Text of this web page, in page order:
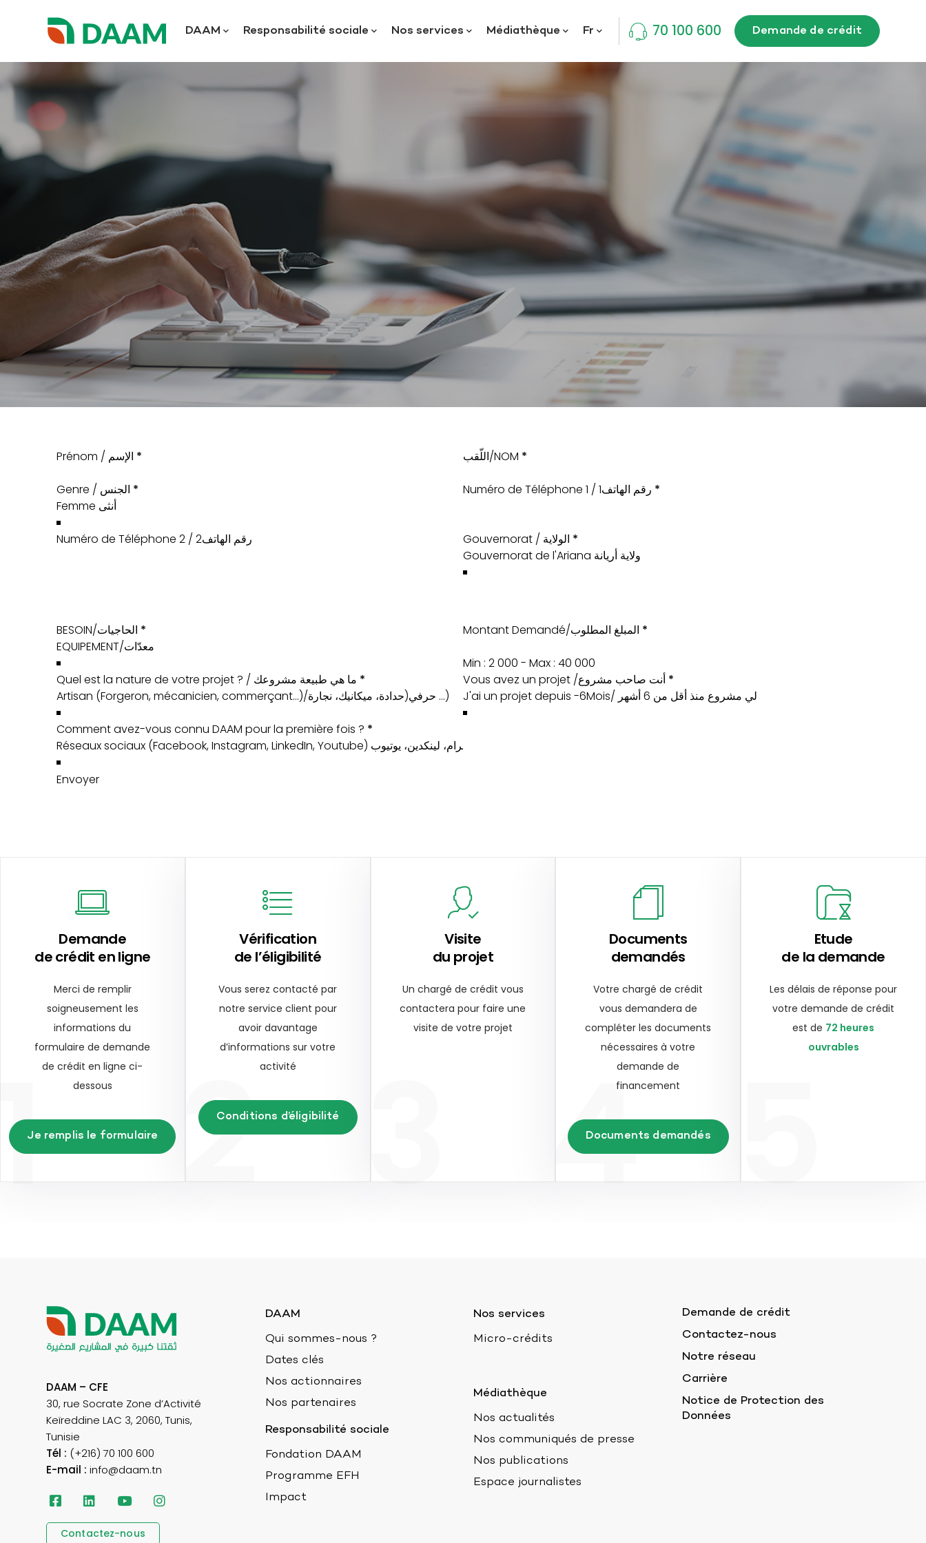
DAAM Responsabilité sociale Nos services Médiathèque Fr 70 100 600 Demande de crédit
Prénom / الإسم * اللّقب/NOM *
Genre / الجنس * Numéro de Téléphone 1 / رقم الهاتف1 *
Numéro de Téléphone 2 / رقم الهاتف2 *
BESOIN/الحاجيات * Montant Demandé/المبلغ المطلوب *
Min : 2 000 - Max : 40 000
Quel est la nature de votre projet ? / ما هي طبيعة مشروعك * Vous avez un projet /أنت صاحب مشروع *
Comment avez-vous connu DAAM pour la première fois ? *
Envoyer
Demande
de crédit en ligne
Merci de remplir
soigneusement les
informations du
formulaire de demande
de crédit en ligne ci-
dessous
Je remplis le formulaire 2
Vérification
de l’éligibilité
Vous serez contacté par
notre service client pour
avoir davantage
d’informations sur votre
activité
Conditions d’éligibilité 3
Visite
du projet
Un chargé de crédit vous
contactera pour faire une
visite de votre projet
4
Documents
demandés
Votre chargé de crédit
vous demandera de
compléter les documents
nécessaires à votre
demande de
financement
Documents demandés 5
Etude
de la demande
Les délais de réponse pour
votre demande de crédit
est de 72 heures
ouvrables
DAAM – CFE
30, rue Socrate Zone d’Activité
Keïreddine LAC 3, 2060, Tunis,
Tunisie
Tél : (+216) 70 100 600
E-mail : info@daam.tn
Contactez-nous
DAAM
Qui sommes-nous ?
Dates clés
Nos actionnaires
Nos partenaires
Responsabilité sociale
Fondation DAAM
Programme EFH
Impact
Nos services
Micro-crédits
Médiathèque
Nos actualités
Nos communiqués de presse
Nos publications
Espace journalistes
Demande de crédit
Contactez-nous
Notre réseau
Carrière
Notice de Protection des
Données